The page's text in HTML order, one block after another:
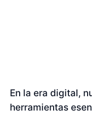
En la era digital,
herramientas